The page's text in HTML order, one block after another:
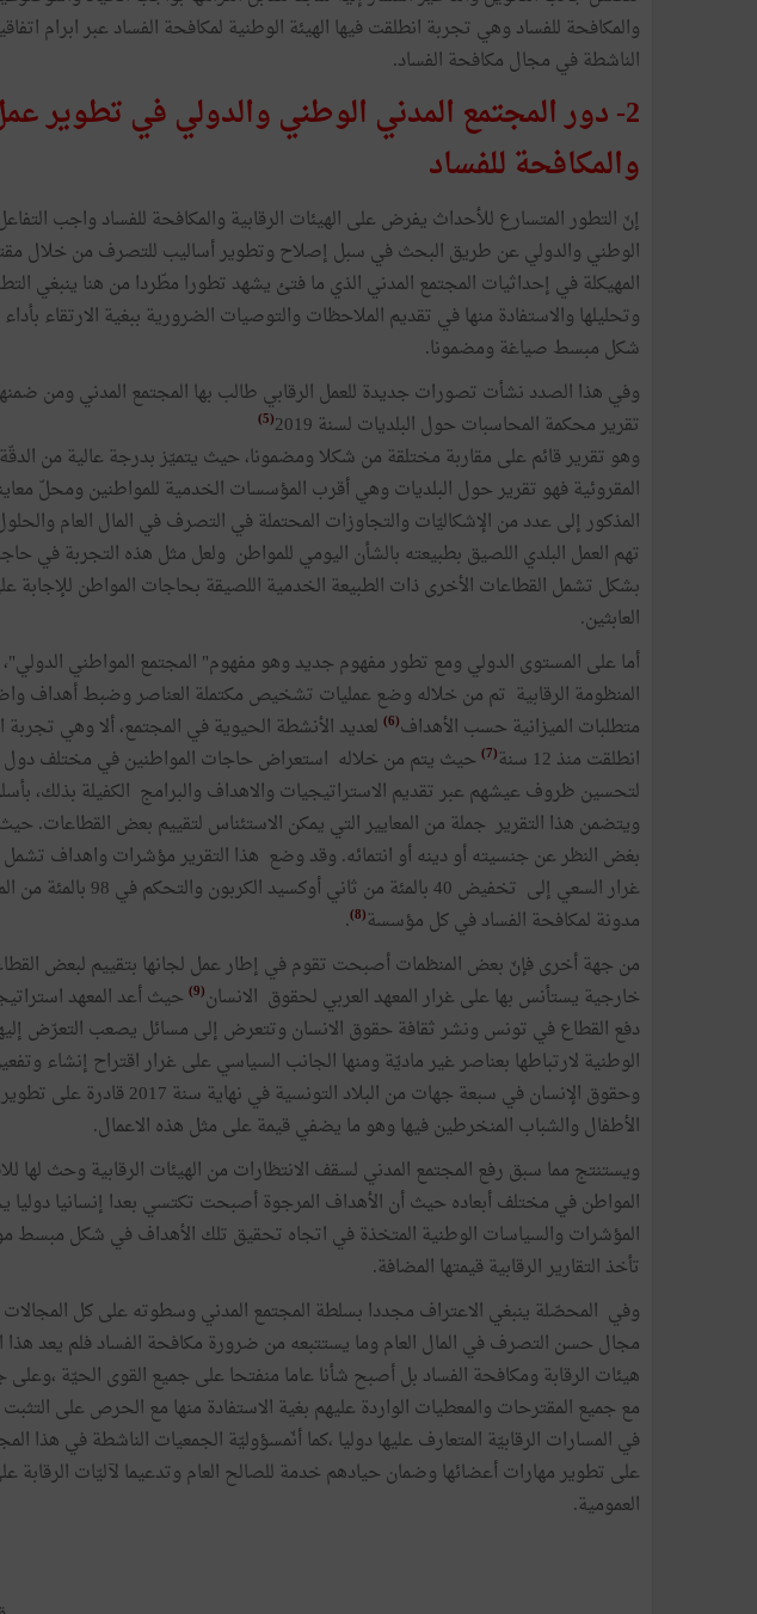
والمكافحة للفساد وهي تجربة انطلقت فيها الهيئة الوطنية لمكافحة الفساد عبر ابرام
الناشطة في مجال مكافحة الفساد.
2- دور المجتمع المدني الوطني والدولي في تطوير
والمكافحة للفساد
إنّ التطور المتسارع للأحداث يفرض على الهيئات الرقابية والمكافحة للفساد واجب
الوطني والدولي عن طريق البحث في سبل إصلاح وتطوير أساليب للتصرف من خلال
المهيكلة في إحداثيات المجتمع المدني الذي ما فتئ يشهد تطورا مطّردا من هنا ينبغي
وتحليلها والاستفادة منها في تقديم الملاحظات والتوصيات الضرورية ببغية الارتقاء
شكل مبسط صياغة ومضمونا.
وفي هذا الصدد نشأت تصورات جديدة للعمل الرقابي طالب بها المجتمع المدني ومن
تقرير محكمة المحاسبات حول البلديات لسنة 2019
(5)
وهو تقرير قائم على مقاربة مختلقة من شكلا ومضمونا، حيث يتميّز بدرجة عالية من
المقروئية فهو تقرير حول البلديات وهي أقرب المؤسسات الخدمية للمواطنين ومحلّ
المذكور إلى عدد من الإشكاليّات والتجاوزات المحتملة في التصرف في المال العام
تهم العمل البلدي اللصيق بطبيعته بالشأن اليومي للمواطن ولعل مثل هذه التجربة في
بشكل تشمل القطاعات الأخرى ذات الطبيعة الخدمية اللصيقة بحاجات المواطن للإجابة
العابثين.
أما على المستوى الدولي ومع تطور مفهوم جديد وهو مفهوم" المجتمع المواطني
المنظومة الرقابية تم من خلاله وضع عمليات تشخيص مكتملة العناصر وضبط أهداف
متطلبات الميزانية حسب الأهداف(6)
لعديد الأنشطة الحيوية في المجتمع، ألا وهي تجربة
انطلقت منذ 12 سنة
(7)
حيث يتم من خلاله استعراض حاجات المواطنين في مختلف دول
لتحسين ظروف عيشهم عبر تقديم الاستراتيجيات والاهداف والبرامج الكفيلة بذلك،
ويتضمن هذا التقرير جملة من المعايير التي يمكن الاستئناس لتقييم بعض القطاعات.
بغض النظر عن جنسيته أو دينه أو انتمائه. وقد وضع هذا التقرير مؤشرات واهداف تشمل
غرار السعي إلى تخفيض 40
مدونة لمكافحة الفساد في كل مؤسسة(8)
.
من جهة أخرى فإنّ بعض المنظمات أصبحت تقوم في إطار عمل لجانها بتقييم لبعض
خارجية يستأنس بها على غرار المعهد العربي لحقوق الانسان(9)
حيث أعد المعهد
دفع القطاع في تونس ونشر ثقافة حقوق الانسان وتتعرض إلى مسائل يصعب التعرّض إليها
الوطنية لارتباطها بعناصر غير ماديّة ومنها الجانب السياسي على غرار اقتراح إنشاء
وحقوق الإنسان في سبعة جهات من
الأطفال والشباب المنخرطين فيها وهو ما يضفي قيمة على مثل هذه الاعمال.
ويستنتج مما سبق رفع المجتمع المدني لسقف الانتظارات من الهيئات الرقابية وحث لها
المواطن في مختلف أبعاده حيث أن الأهداف المرجوة أصبحت تكتسي بعدا إنسانيا دوليا
المؤشرات والسياسات الوطنية المتخذة في اتجاه تحقيق تلك الأهداف في شكل مبسط
تأخذ التقارير الرقابية قيمتها المضافة.
وفي المحصّلة ينبغي الاعتراف مجددا بسلطة المجتمع المدني وسطوته على كل المجالات
مجال حسن التصرف في المال العام وما يستتبعه من ضرورة مكافحة الفساد فلم يعد
هيئات الرقابة ومكافحة الفساد بل أصبح شأنا عاما منفتحا على جميع القوى الحيّة ،وعلى
مع جميع المقترحات والمعطيات الواردة عليهم بغية الاستفادة منها مع الحرص على
في المسارات الرقابيّة المتعارف عليها دوليا ،كما أنّمسؤوليّة الجمعيات الناشطة في هذا
على تطوير مهارات أعضائها وضمان حيادهم خدمة للصالح العام وتدعيما لآليّات الرقابة
العمومية.